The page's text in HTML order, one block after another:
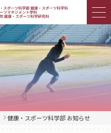
健康・スポーツ科学部 お知らせ